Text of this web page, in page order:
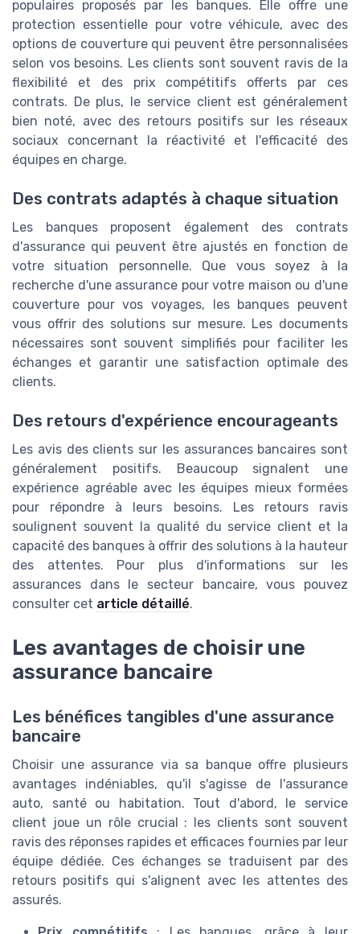
populaires proposés par les banques. Elle offre une
protection essentielle pour votre véhicule, avec des
options de couverture qui peuvent être personnalisées
selon vos besoins. Les clients sont souvent ravis de la
flexibilité et des prix compétitifs offerts par ces
contrats. De plus, le service client est généralement
bien noté, avec des retours positifs sur les réseaux
sociaux concernant la réactivité et l'efficacité des
équipes en charge.
Des contrats adaptés à chaque situation
Les banques proposent également des contrats
d'assurance qui peuvent être ajustés en fonction de
votre situation personnelle. Que vous soyez à la
recherche d'une assurance pour votre maison ou d'une
couverture pour vos voyages, les banques peuvent
vous offrir des solutions sur mesure. Les documents
nécessaires sont souvent simplifiés pour faciliter les
échanges et garantir une satisfaction optimale des
clients.
Des retours d'expérience encourageants
Les avis des clients sur les assurances bancaires sont
généralement positifs. Beaucoup signalent une
expérience agréable avec les équipes mieux formées
pour répondre à leurs besoins. Les retours ravis
soulignent souvent la qualité du service client et la
capacité des banques à offrir des solutions à la hauteur
des attentes. Pour plus d'informations sur les
assurances dans le secteur bancaire, vous pouvez
consulter cet article détaillé.
Les avantages de choisir une
assurance bancaire
Les bénéfices tangibles d'une assurance
bancaire
Choisir une assurance via sa banque offre plusieurs
avantages indéniables, qu'il s'agisse de l'assurance
auto, santé ou habitation. Tout d'abord, le service
client joue un rôle crucial : les clients sont souvent
ravis des réponses rapides et efficaces fournies par leur
équipe dédiée. Ces échanges se traduisent par des
retours positifs qui s'alignent avec les attentes des
assurés.